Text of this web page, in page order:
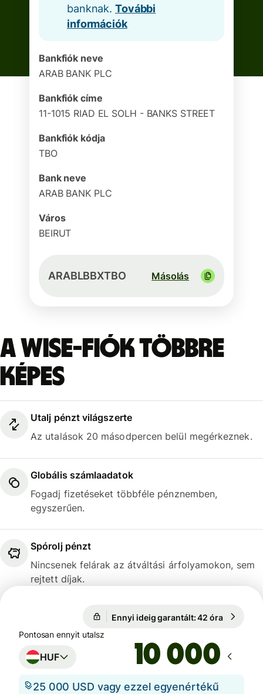
banknak.További
információk
Bankfiók neve
ARAB BANK PLC
Bankfiók címe
11-1015 RIAD EL SOLH - BANKS STREET
Bankfiók kódja
TBO
Bank neve
ARAB BANK PLC
Város
BEIRUT
ARABLBBXTBO Másolás
A Wise-fiók többre
képes
Utalj pénzt világszerte
Az utalások 20 másodpercen belül megérkeznek.
Globális számlaadatok
Fogadj fizetéseket többféle pénznemben,
egyszerűen.
Spórolj pénzt
Nincsenek felárak az átváltási árfolyamokon, sem
rejtett díjak.
Ennyi ideig garantált: 42 óra
Pontosan ennyit utalsz
HUF
25 000 USD vagy ezzel egyenértékű